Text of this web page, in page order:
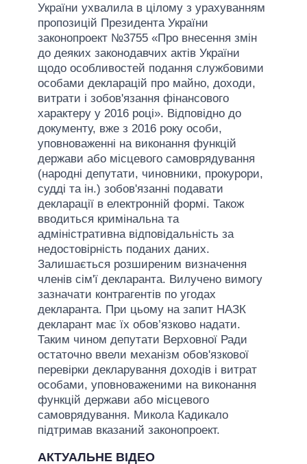
України ухвалила в цілому з урахуванням
пропозицій Президента України
законопроект №3755 «Про внесення змін
до деяких законодавчих актів України
щодо особливостей подання службовими
особами декларацій про майно, доходи,
витрати і зобов'язання фінансового
характеру у 2016 році». Відповідно до
документу, вже з 2016 року особи,
уповноваженні на виконання функцій
держави або місцевого самоврядування
(народні депутати, чиновники, прокурори,
судді та ін.) зобов'язанні подавати
декларації в електронній формі. Також
вводиться кримінальна та
адміністративна відповідальність за
недостовірність поданих даних.
Залишається розширеним визначення
членів сім'ї декларанта. Вилучено вимогу
зазначати контрагентів по угодах
декларанта. При цьому на запит НАЗК
декларант має їх обов’язково надати.
Таким чином депутати Верховної Ради
остаточно ввели механізм обов'язкової
перевірки декларування доходів і витрат
особами, уповноваженими на виконання
функцій держави або місцевого
самоврядування. Микола Кадикало
підтримав вказаний законопроект.
АКТУАЛЬНЕ ВІДЕО